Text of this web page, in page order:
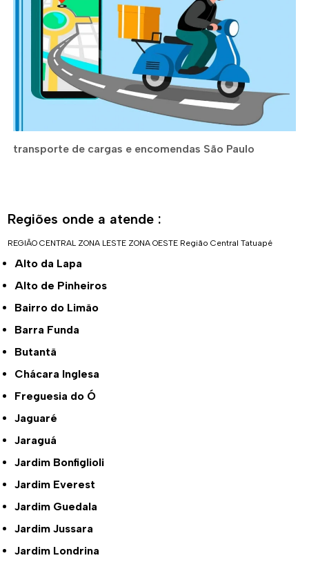
transporte de cargas e encomendas São Paulo
Regiões onde a atende :
REGIÃO CENTRAL ZONA LESTE ZONA OESTE Região Central Tatuapé
Alto da Lapa
Alto de Pinheiros
Bairro do Limão
Barra Funda
Butantã
Chácara Inglesa
Freguesia do Ó
Jaguaré
Jaraguá
Jardim Bonfiglioli
Jardim Everest
Jardim Guedala
Jardim Jussara
Jardim Londrina